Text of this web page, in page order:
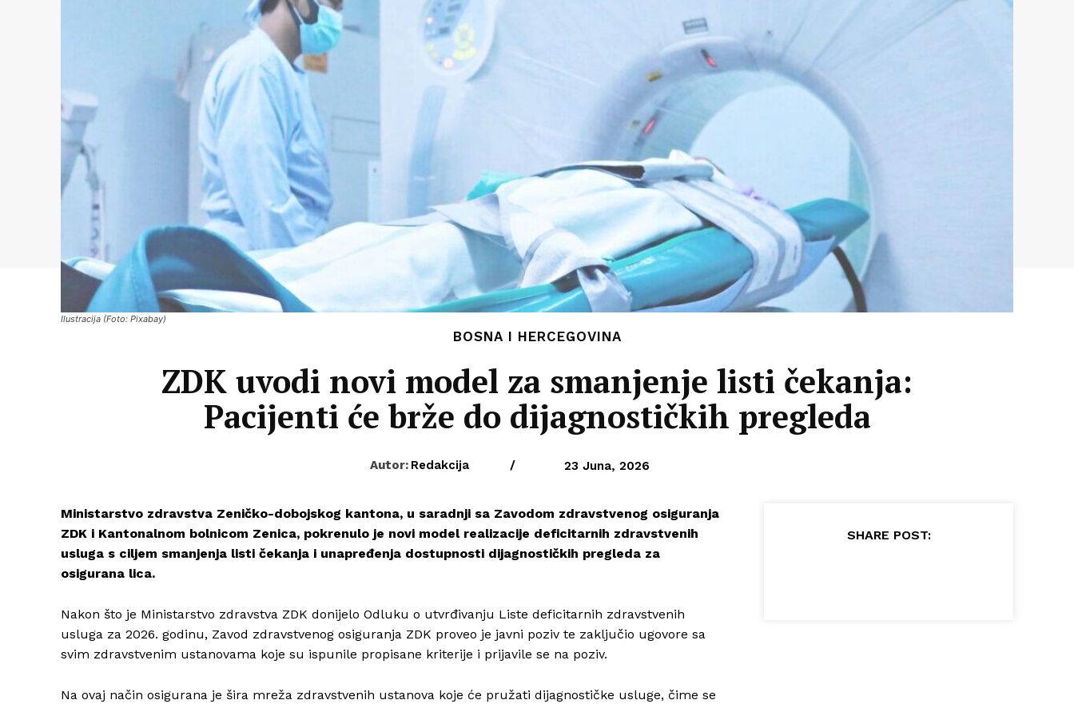
Ilustracija (Foto: Pixabay)
BOSNA I HERCEGOVINA
ZDK uvodi novi model za smanjenje listi čekanja:
Pacijenti će brže do dijagnostičkih pregleda
Autor: Redakcija / 23 Juna, 2026
Ministarstvo zdravstva Zeničko-dobojskog kantona, u saradnji sa Zavodom zdravstvenog osiguranja
ZDK i Kantonalnom bolnicom Zenica, pokrenulo je novi model realizacije deficitarnih zdravstvenih
usluga s ciljem smanjenja listi čekanja i unapređenja dostupnosti dijagnostičkih pregleda za
osigurana lica.
Nakon što je Ministarstvo zdravstva ZDK donijelo Odluku o utvrđivanju Liste deficitarnih zdravstvenih
usluga za 2026. godinu, Zavod zdravstvenog osiguranja ZDK proveo je javni poziv te zaključio ugovore sa
svim zdravstvenim ustanovama koje su ispunile propisane kriterije i prijavile se na poziv.
Na ovaj način osigurana je šira mreža zdravstvenih ustanova koje će pružati dijagnostičke usluge, čime se
SHARE POST: